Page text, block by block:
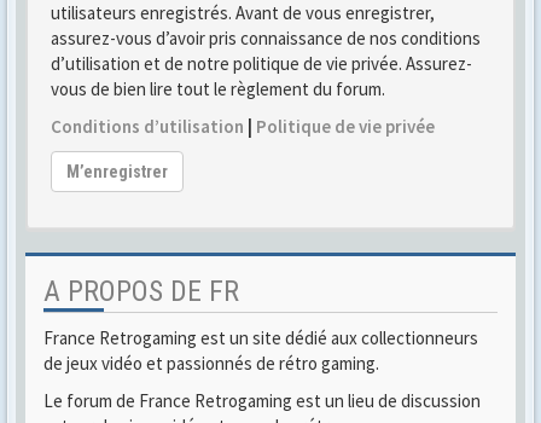
utilisateurs enregistrés. Avant de vous enregistrer,
assurez-vous d’avoir pris connaissance de nos conditions
d’utilisation et de notre politique de vie privée. Assurez-
vous de bien lire tout le règlement du forum.
Conditions d’utilisation | Politique de vie privée
M’enregistrer
A PROPOS DE FR
France Retrogaming est un site dédié aux collectionneurs
de jeux vidéo et passionnés de rétro gaming.
Le forum de France Retrogaming est un lieu de discussion